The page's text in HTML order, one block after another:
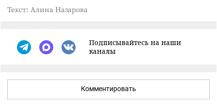
Текст: Алина Назарова
Подписывайтесь на наши
каналы
Комментировать